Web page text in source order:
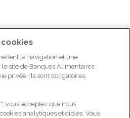
donnera un coup de pouce aux
la navigation et une
site de Banques Alimentaires,
privée. Ils sont obligatoires,
vous acceptez que nous
analytiques et ciblés. Vous